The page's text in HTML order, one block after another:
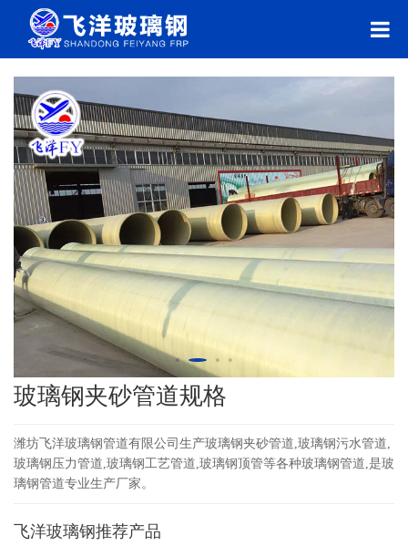
玻璃钢夹砂管道规格
潍坊飞洋玻璃钢管道有限公司生产玻璃钢夹砂管道,玻璃钢污水管道,
玻璃钢压力管道,玻璃钢工艺管道,玻璃钢顶管等各种玻璃钢管道,是玻
璃钢管道专业生产厂家。
飞洋玻璃钢推荐产品